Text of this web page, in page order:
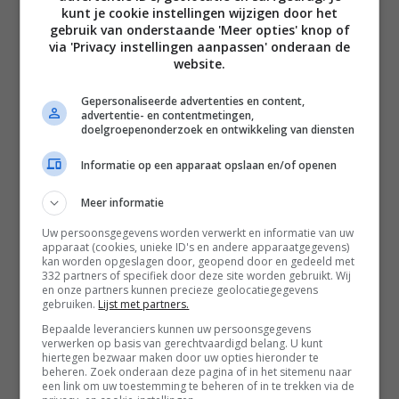
Garneer met de dressing, fijngehakte bieslook,
grof geschaafde Parmezaanse kaas en nog een
snufje zwarte peper.
Notities
Met dit recept maak je een salade voor
lunch, maar je kunt ‘m ook als lichte
kopje soep) eten.
bewaren in de koelkast, zorg wel dat ‘ie
goed afgedekt is.
Extra groenten toevoegen aan je
caesar salade? Denk aan roergebakken
diepvries), gegrilde bimi,
cherrytomaten of gegrilde groene
asperges in het seizoen. Ik heb ‘m zelfs
weleens met geroosterde spruitjes
kunt je cookie instellingen wijzigen door het
gebruik van onderstaande 'Meer opties' knop of
via 'Privacy instellingen aanpassen' onderaan de
website.
Gepersonaliseerde advertenties en content,
advertentie- en contentmetingen,
doelgroepenonderzoek en ontwikkeling van diensten
Informatie op een apparaat opslaan en/of openen
Meer informatie
Uw persoonsgegevens worden verwerkt en informatie van uw
apparaat (cookies, unieke ID's en andere apparaatgegevens)
kan worden opgeslagen door, geopend door en gedeeld met
332 partners of specifiek door deze site worden gebruikt. Wij
en onze partners kunnen precieze geolocatiegegevens
gebruiken. Lijst met partners.
Bepaalde leveranciers kunnen uw persoonsgegevens
verwerken op basis van gerechtvaardigd belang. U kunt
hiertegen bezwaar maken door uw opties hieronder te
beheren. Zoek onderaan deze pagina of in het sitemenu naar
een link om uw toestemming te beheren of in te trekken via de